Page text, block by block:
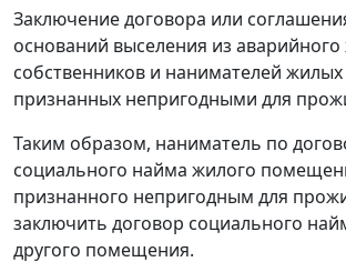
Заключение договора или
оснований выселения из
собственников и нанимателей
признанных непригодными для
Таким образом, наниматель по
социального найма жилого
признанного непригодным для
заключить договор социального
другого помещения.